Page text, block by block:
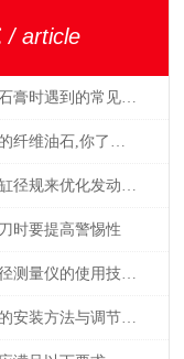
/ article
如何处理使用钻石膏时遇到的常见问题和挑战
模具抛光不可少的纤维油石,你了解多少呢？
如何选择合适的缸径规来优化发动机性能？
时要提高警惕性
精准测量，从内径测量仪的使用技巧开始
机械LED照明灯的安装方法与调节方式